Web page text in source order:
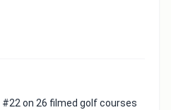
#22 on 26 filmed golf courses